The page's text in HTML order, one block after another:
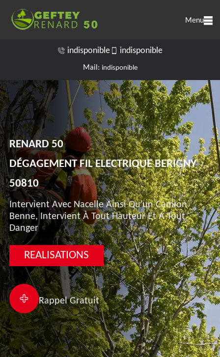
Menu
indisponible indisponible
Mail: indisponible
RENARD 50
DÉGAGEMENT FIL ELECTRIQUE BERIGNY
50810
Intervient Avec Nacelle Ainsi Qu'un Camion
Benne, Intervient À Tout Hauteur Et A Tout
Danger
REALISATIONS
Rappel Gratuit